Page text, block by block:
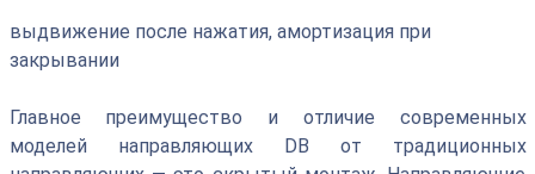
выдвижение после нажатия, амортизация при
закрывании
Главное преимущество и отличие современных
моделей направляющих DВ от традиционных